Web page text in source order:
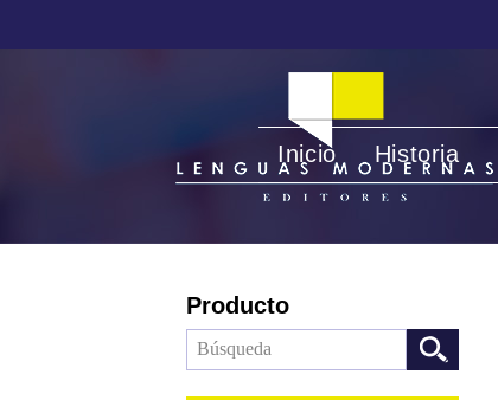
Inicio Historia
Producto